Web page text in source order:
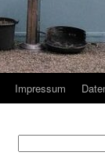
Impressum